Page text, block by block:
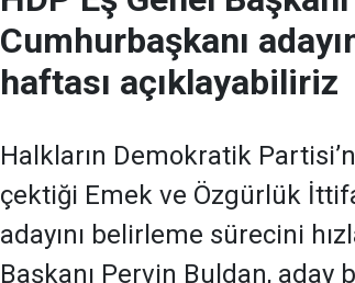
Cumhurbaşkanı
haftası açıklayabiliriz
Halkların Demokratik
çektiği Emek ve Özgürlük
adayını belirleme sürecini
Başkanı Pervin Buldan, aday